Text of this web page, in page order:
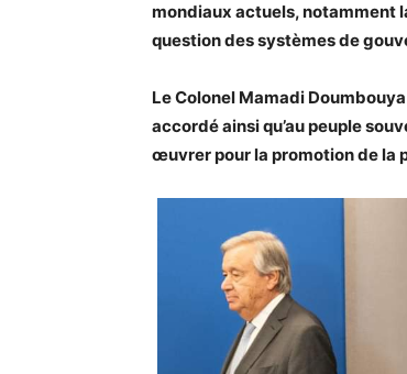
mondiaux actuels, notamment
question des systèmes de
Le Colonel Mamadi
accordé ainsi qu’au peuple
œuvrer pour la promotion de la